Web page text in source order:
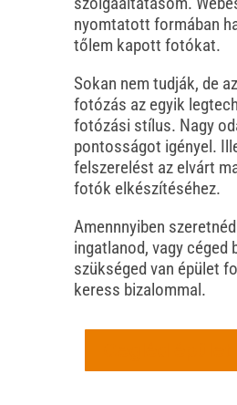
nyomtatott formában
tőlem kapott fotókat.
Sokan nem tudják, de
fotózás az egyik
fotózási stílus. Nagy
pontosságot igényel.
felszerelést az elvárt
fotók elkészítéséhez.
Amennnyiben
ingatlanod, vagy céged
szükséged van épület
keress bizalommal.